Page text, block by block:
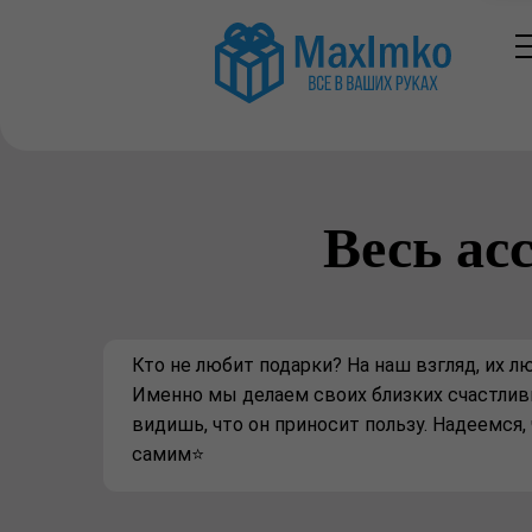
Весь
Кто не любит подарки? На наш взгляд, их
Именно мы делаем своих близких
видишь, что он приносит пользу.
самим⭐